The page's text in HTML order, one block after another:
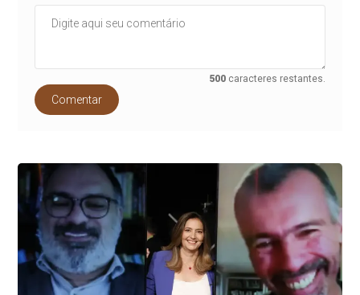
500 caracteres restantes.
Comentar